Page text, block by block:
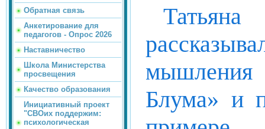
Обратная связь
Анкетирование для
педагогов - Опрос 2026
Наставничество
Школа Министерства
просвещения
Качество образования
Инициативный проект
"СВОих поддержим:
психологическая
Блума» и